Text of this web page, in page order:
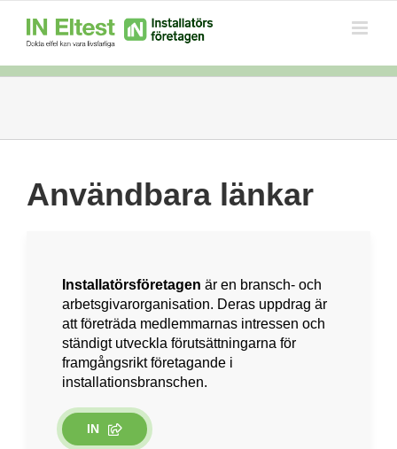
content
Användbara länkar
Installatörsföretagen är en bransch- och
arbetsgivarorganisation. Deras uppdrag är
att företräda medlemmarnas intressen och
ständigt utveckla förutsättningarna för
framgångsrikt företagande i
installationsbranschen.
IN